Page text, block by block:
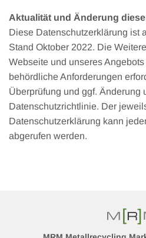
Aktualität und Änderung
Diese Datenschutzerklärung ist
Stand Oktober 2022. Die
Webseite und unseres
behördliche Anforderungen
Überprüfung und ggf. Änderung
Datenschutzrichtlinie. Der
Datenschutzerklärung kann
abgerufen werden.